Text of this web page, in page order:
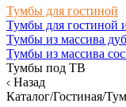
Тумбы для гостиной
Тумбы для гостиной
Тумбы из массива
Тумбы из массива
Тумбы под ТВ
Назад
Каталог/Гостиная/